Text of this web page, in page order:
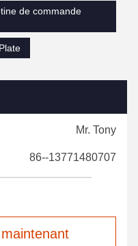
de commande
Mr. Tony
86--13771480707